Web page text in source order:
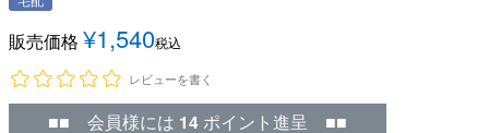
販売価格 ¥1,540税込
レビューを書く
■■ 会員様には 14 ポイント進呈 ■■